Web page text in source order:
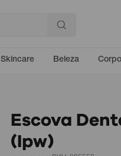
Skincare Beleza Corpo
Escova
(Ipw)